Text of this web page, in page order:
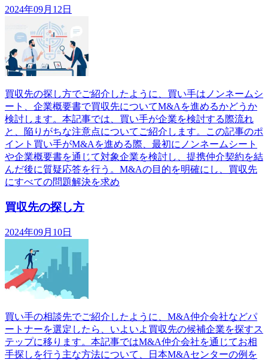
2024年09月12日
買収先の探し方でご紹介したように、買い手はノンネームシ
ート、企業概要書で買収先についてM&Aを進めるかどうか
検討します。本記事では、買い手が企業を検討する際流れ
と、陥りがちな注意点についてご紹介します。この記事のポ
イント買い手がM&Aを進める際、最初にノンネームシート
や企業概要書を通じて対象企業を検討し、提携仲介契約を結
んだ後に質疑応答を行う。M&Aの目的を明確にし、買収先
にすべての問題解決を求め
買収先の探し方
2024年09月10日
買い手の相談先でご紹介したように、M&A仲介会社などパ
ートナーを選定したら、いよいよ買収先の候補企業を探すス
テップに移ります。本記事ではM&A仲介会社を通じてお相
手探しを行う主な方法について、日本M&Aセンターの例を